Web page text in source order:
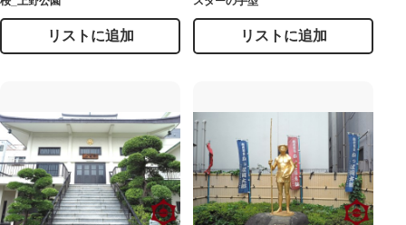
リストに追加 リストに追加